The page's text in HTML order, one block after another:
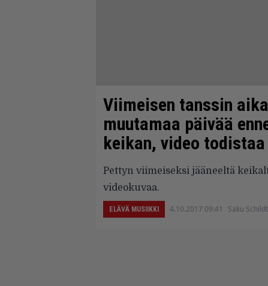
Viimeisen tanssin
muutamaa päivää
keikan, video todistaa
Pettyn viimeiseksi jääneeltä
videokuvaa.
ELÄVÄ MUSIIKKI 4.10.2017 09:41 Saku Schildt